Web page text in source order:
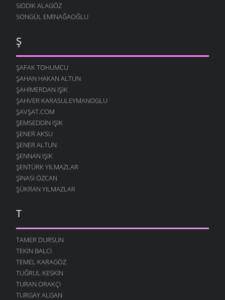
SIDDIK ALAGÖZ
SONGÜL EMINAĞAOĞLU
Ş
ŞAFAK TOHUMCU
ŞAHAN HAKAN ALTUN
ŞAHIMERDAN IŞIK
ŞAHVER KARASULEYMANOGLU
ŞAVŞAT.COM
ŞEMSEDDIN IŞIK
ŞENER AKSU
ŞENER ALTUN
ŞENNAN IŞIK
ŞENTÜRK YILMAZLAR
ŞINASI ÖZCAN
ŞÜKRAN YILMAZLAR
T
TAMER DURSUN
TEKIN BALCI
TEMEL KARAGÖZ
TUĞRUL KESKIN
TURAN ORAKÇI
TURGAY ALGAN